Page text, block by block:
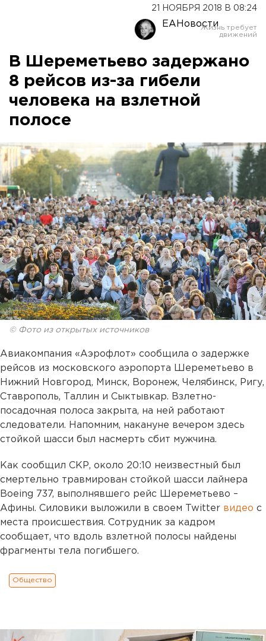
21 НОЯБРЯ 2018 В 08:24
ЕАНовости
В Шереметьево задержано
8 рейсов из-за гибели
человека на взлетной
полосе
© Фото из открытых источников
Авиакомпания «Аэрофлот» сообщила о задержке
рейсов из московского аэропорта Шереметьево в
Нижний Новгород, Минск, Воронеж, Челябинск, Ригу,
Ставрополь, Таллин и Сыктывкар. Взлетно-
посадочная полоса закрыта, на ней работают
следователи. Напомним, накануне вечером здесь
стойкой шасси был насмерть сбит мужчина.
Как сообщил СКР, около 20:10 неизвестный был
смертельно травмирован стойкой шасси лайнера
Boeing 737, выполнявшего рейс Шереметьево –
Афины. Силовики выложили в своем Twitter видео с
места происшествия. Сотрудник за кадром
сообщает, что вдоль взлетной полосы найдены
фрагменты тела погибшего.
Общество